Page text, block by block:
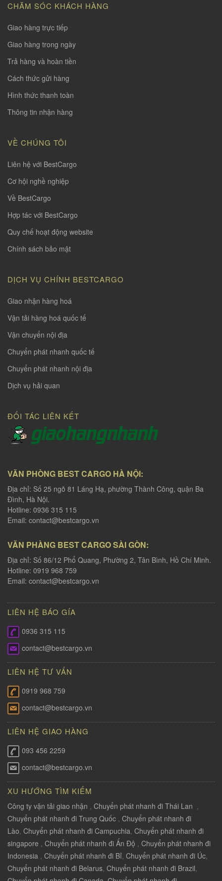
CHĂM SÓC KHÁCH HÀNG
Giao hàng trực tiếp
Giao hàng trong ngày
Trả hàng và hoàn tiền
Cách thức gửi hàng
Hình thức thanh toàn
Thông tin nhận hàng
VỀ CHÚNG TÔI
Liên hệ với BestCargo
Cơ hội nghề nghiệp
Về BestCargo
Hợp tác với BestCargo
Quy chế hoạt động website
Chính sách bảo mật
DỊCH VỤ CHÍNH BESTCARGO
Giao nhận hàng hoá
Vận tải hàng hoá quốc tế
Vận chuyển nội địa
Chuyển phát nhanh quốc tế
Chuyển phát nhanh nội địa
Dịch vụ hải quan
ĐỐI TÁC LIÊN KẾT
VĂN PHÒNG BEST CARGO HÀ NỘI:
Địa chỉ: Số 25 ngõ 81 Láng Hạ, phường Thành Công, quận Ba
Đình, Hà Nội.
Hotline: 0936 315 115
Email: contact@bestcargo.vn
VĂN PHÀNG BEST CARGO SÀI GÒN:
Địa chỉ: Số 86/12 Phổ Quang, Phường 2, Tân Bình, Hồ Chí Minh.
Hotline: 0919 968 759
Email: contact@bestcargo.vn
LIÊN HỆ BÁO GÍA
0936 315 115
contact@bestcargo.vn
LIÊN HỆ TƯ VẤN
0919 968 759
contact@bestcargo.vn
LIÊN HỆ GIAO HÀNG
093 456 2259
contact@bestcargo.vn
XU HƯỚNG TÌM KIẾM
Công ty vận tải giao nhận , Chuyển phát nhanh đi Thái Lan ,
Chuyển phát nhanh đi Trung Quốc , Chuyển phát nhanh đi
Lào, Chuyển phát nhanh đi Campuchia, Chuyển phát nhanh đi
singapore , Chuyển phát nhanh đi Ấn Độ , Chuyển phát nhanh đi
Indonesia , Chuyển phát nhanh đi Bỉ, Chuyển phát nhanh đi Úc,
Chuyển phát nhanh đi Belarus, Chuyển phát nhanh đi Brazil,